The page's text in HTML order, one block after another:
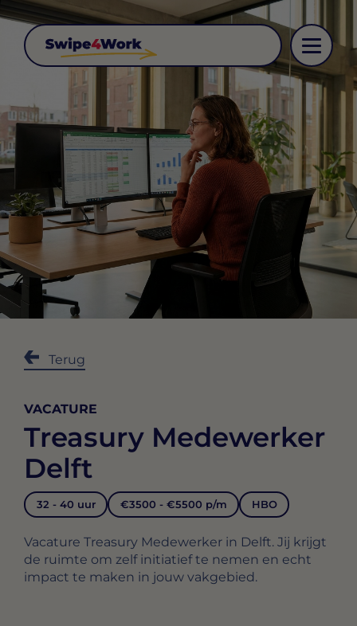
Terug
VACATURE
Treasury Medewerker
Delft
32 - 40 uur €3500 - €5500 p/m HBO
Vacature Treasury Medewerker in Delft. Jij krijgt
de ruimte om zelf initiatief te nemen en echt
impact te maken in jouw vakgebied.